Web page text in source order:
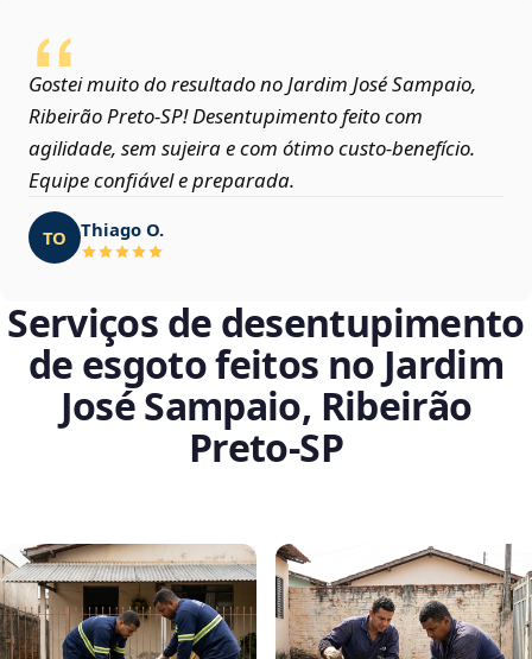
Gostei muito do resultado no Jardim José Sampaio,
Ribeirão Preto‑SP! Desentupimento feito com
agilidade, sem sujeira e com ótimo custo-benefício.
Equipe confiável e preparada.
TO Thiago O.
Serviços de desentupimento
de esgoto feitos no Jardim
José Sampaio, Ribeirão
Preto‑SP